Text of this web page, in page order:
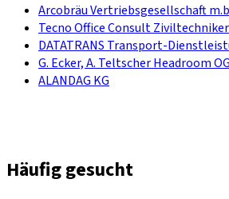
Arcobräu Vertriebsgesellschaft
Tecno Office Consult
DATATRANS Transport-
G. Ecker, A. Teltscher Headroom OG
ALANDAG KG
Häufig gesucht